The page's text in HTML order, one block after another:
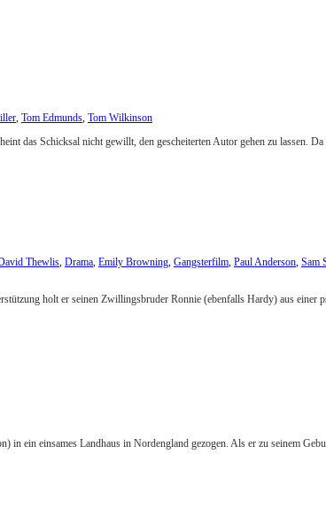
, Tom Edmunds, Tom Wilkinson
das Schicksal nicht gewillt, den gescheiterten Autor gehen zu lassen.
Thewlis, Drama, Emily Browning, Gangsterfilm, Paul Anderson, Sam
holt er seinen Zwillingsbruder Ronnie (ebenfalls Hardy) aus einer
ein einsames Landhaus in Nordengland gezogen. Als er zu seinem